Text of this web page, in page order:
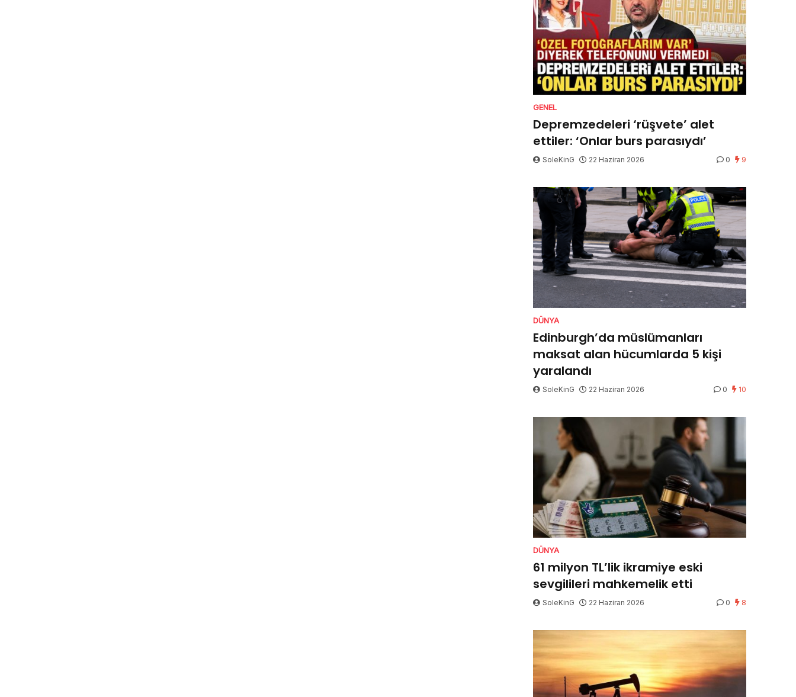
GENEL
Depremzedeleri ‘rüşvete’ alet
ettiler: ‘Onlar burs parasıydı’
SoleKinG 22 Haziran 2026 0 9
DÜNYA
Edinburgh’da müslümanları
maksat alan hücumlarda 5 kişi
yaralandı
SoleKinG 22 Haziran 2026 0 10
DÜNYA
61 milyon TL’lik ikramiye eski
sevgilileri mahkemelik etti
SoleKinG 22 Haziran 2026 0 8